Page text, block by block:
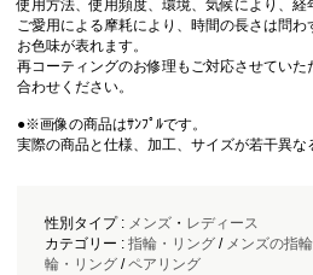
使用方法、使用頻度、環境、気候により、経
ご愛用による摩耗により、時間の長さは問
お色味が表れます。
再コーティングのお修理もご対応させてい
合わせください。
●※画像の商品はｻﾝﾌﾟﾙです。
実際の商品と仕様、加工、サイズが若干異な
性別タイプ : メンズ・ レディース
カテゴリー : 指輪・リング/ メンズの指
輪・リング/ペアリング